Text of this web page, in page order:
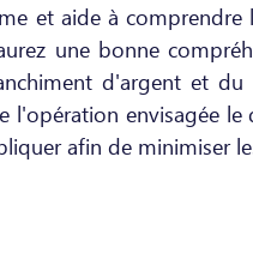
et aide à comprendre
une bonne
d'argent et du
l'opération envisagée le
afin de minimiser